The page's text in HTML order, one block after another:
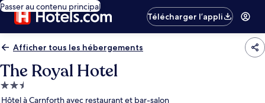
Passer au contenu principal
Télécharger l’appli
Afficher tous les hébergements
The Royal Hotel
Hébergement
2.5 étoiles
Hôtel à Carnforth avec restaurant et bar-salon